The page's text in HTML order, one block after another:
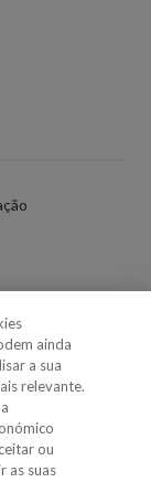
ainda
a sua
relevante.
ou
as suas